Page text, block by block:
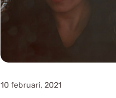
10 februari, 2021